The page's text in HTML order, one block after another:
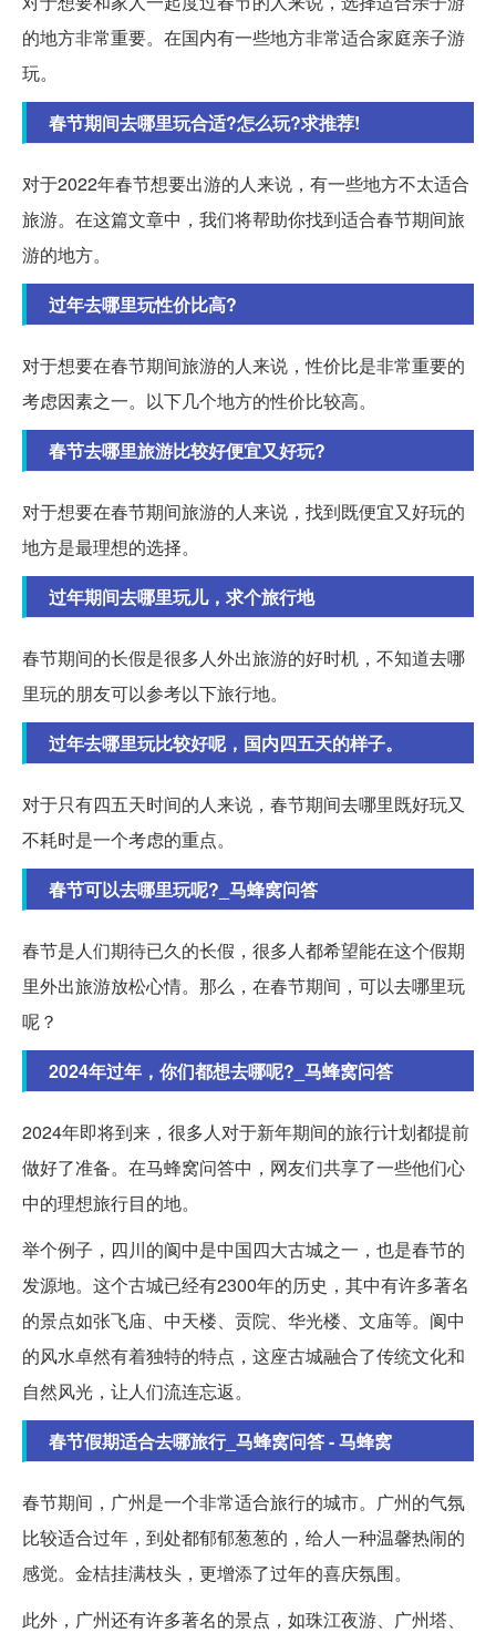
的地方非常重要。在国内有一些地方非常适合家庭亲子游
玩。
春节期间去哪里玩合适?怎么玩?求推荐!
对于2022年春节想要出游的人来说，有一些地方不太适合
旅游。在这篇文章中，我们将帮助你找到适合春节期间旅
游的地方。
过年去哪里玩性价比高?
对于想要在春节期间旅游的人来说，性价比是非常重要的
考虑因素之一。以下几个地方的性价比较高。
春节去哪里旅游比较好便宜又好玩?
对于想要在春节期间旅游的人来说，找到既便宜又好玩的
地方是最理想的选择。
过年期间去哪里玩儿，求个旅行地
春节期间的长假是很多人外出旅游的好时机，不知道去哪
里玩的朋友可以参考以下旅行地。
过年去哪里玩比较好呢，国内四五天的样子。
对于只有四五天时间的人来说，春节期间去哪里既好玩又
不耗时是一个考虑的重点。
春节可以去哪里玩呢?_马蜂窝问答
春节是人们期待已久的长假，很多人都希望能在这个假期
里外出旅游放松心情。那么，在春节期间，可以去哪里玩
呢？
2024年过年，你们都想去哪呢?_马蜂窝问答
2024年即将到来，很多人对于新年期间的旅行计划都提前
做好了准备。在马蜂窝问答中，网友们共享了一些他们心
中的理想旅行目的地。
举个例子，四川的阆中是中国四大古城之一，也是春节的
发源地。这个古城已经有2300年的历史，其中有许多著名
的景点如张飞庙、中天楼、贡院、华光楼、文庙等。阆中
的风水卓然有着独特的特点，这座古城融合了传统文化和
自然风光，让人们流连忘返。
春节假期适合去哪旅行_马蜂窝问答 - 马蜂窝
春节期间，广州是一个非常适合旅行的城市。广州的气氛
比较适合过年，到处都郁郁葱葱的，给人一种温馨热闹的
感觉。金桔挂满枝头，更增添了过年的喜庆氛围。
此外，广州还有许多著名的景点，如珠江夜游、广州塔、